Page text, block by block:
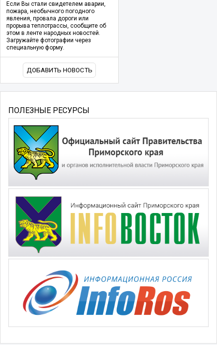
Если Вы стали свидетелем аварии,
пожара, необычного погодного
явления, провала дороги или
прорыва теплотрассы, сообщите об
этом в ленте народных новостей.
Загружайте фотографии через
специальную форму.
ДОБАВИТЬ НОВОСТЬ
ПОЛЕЗНЫЕ РЕСУРСЫ